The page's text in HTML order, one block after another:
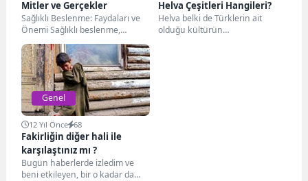
Mitler ve Gerçekler
Sağlıklı Beslenme: Faydaları ve
Önemi Sağlıklı beslenme,
bedenin ihtiyaç duyduğu
besinleri yeterli ve dengeli bir...
Helva Çeşitleri Hangileri?
Helva belki de Türklerin ait
olduğu kültürün
Genel
12 Yıl Önce 68
Fakirliğin diğer hali ile
karşılaştınız mı ?
Bugün haberlerde izledim ve
beni etkileyen, bir o kadar da